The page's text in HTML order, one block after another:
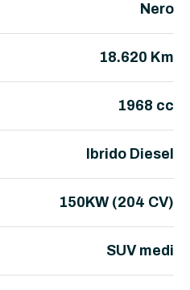
Nero
18.620 Km
1968 cc
Ibrido Diesel
150KW (204 CV)
SUV medi